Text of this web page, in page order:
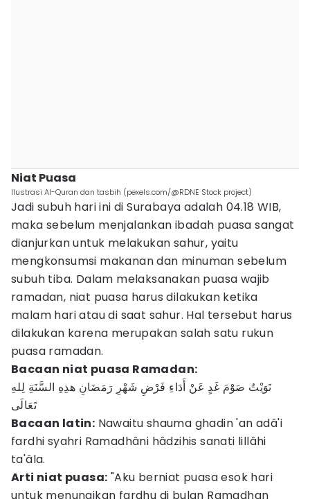
Niat Puasa
Ilustrasi Al-Quran dan tasbih (pexels.com/@RDNE Stock project)
Jadi subuh hari ini di Surabaya adalah 04.18 WIB,
maka sebelum menjalankan ibadah puasa sangat
dianjurkan untuk melakukan sahur, yaitu
mengkonsumsi makanan dan minuman sebelum
subuh tiba. Dalam melaksanakan puasa wajib
ramadan, niat puasa harus dilakukan ketika
malam hari atau di saat sahur. Hal tersebut harus
dilakukan karena merupakan salah satu rukun
puasa ramadan.
Bacaan niat puasa Ramadan:
نَوَيْتُ صَوْمَ غَدٍ عَنْ أَدَاءِ فَرْضِ شَهْرِ رَمَضَانِ هذِهِ السَّنَةِ لِلهِ
تَعَالَى
Bacaan latin: Nawaitu shauma ghadin 'an adâ'i
fardhi syahri Ramadhâni hâdzihis sanati lillâhi
ta'âla.
Arti niat puasa: "Aku berniat puasa esok hari
untuk menunaikan fardhu di bulan Ramadhan